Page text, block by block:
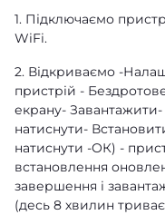
1. Підключаємо
WiFi.
2. Відкриваємо -
пристрій -
екрану-
натиснути-
натиснути -ОК) -
встановлення
завершення і
(десь 8 хвилин